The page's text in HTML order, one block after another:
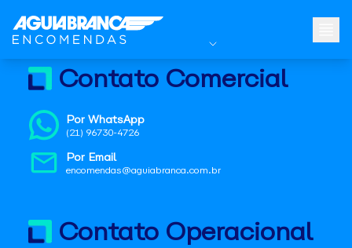
Contato Comercial
Por WhatsApp
(21) 96730-4726
Por Email
encomendas@aguiabranca.com.br
Contato Operacional